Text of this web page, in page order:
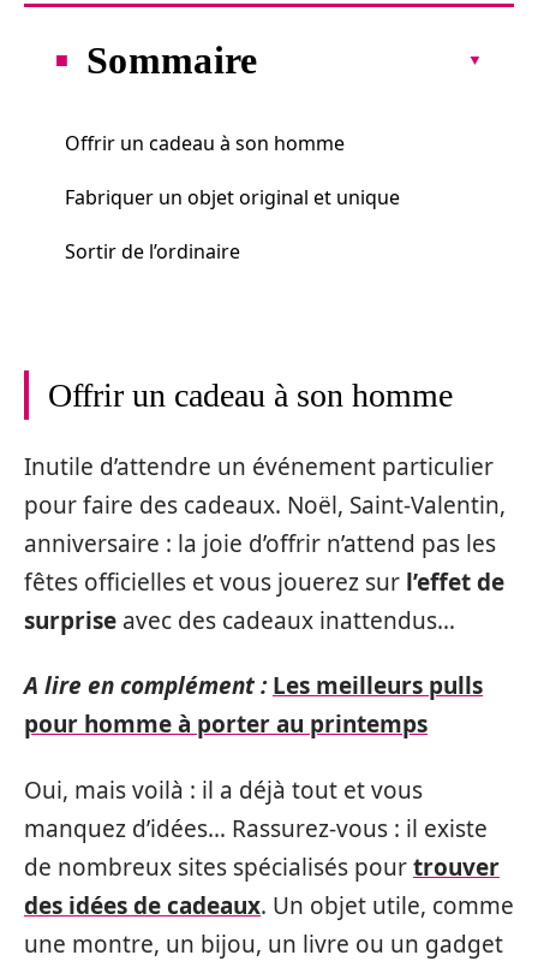
Sommaire
Offrir un cadeau à son homme
Fabriquer un objet original et unique
Sortir de l’ordinaire
Offrir un cadeau à son homme
Inutile d’attendre un événement particulier
pour faire des cadeaux. Noël, Saint-Valentin,
anniversaire : la joie d’offrir n’attend pas les
fêtes officielles et vous jouerez sur l’effet de
surprise avec des cadeaux inattendus…
A lire en complément : Les meilleurs pulls
pour homme à porter au printemps
Oui, mais voilà : il a déjà tout et vous
manquez d’idées… Rassurez-vous : il existe
de nombreux sites spécialisés pourtrouver
des idées de cadeaux. Un objet utile, comme
une montre, un bijou, un livre ou un gadget